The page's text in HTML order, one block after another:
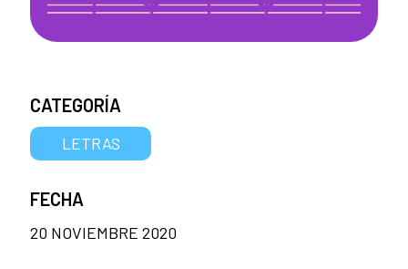
CATEGORÍA
LETRAS
FECHA
20 NOVIEMBRE 2020